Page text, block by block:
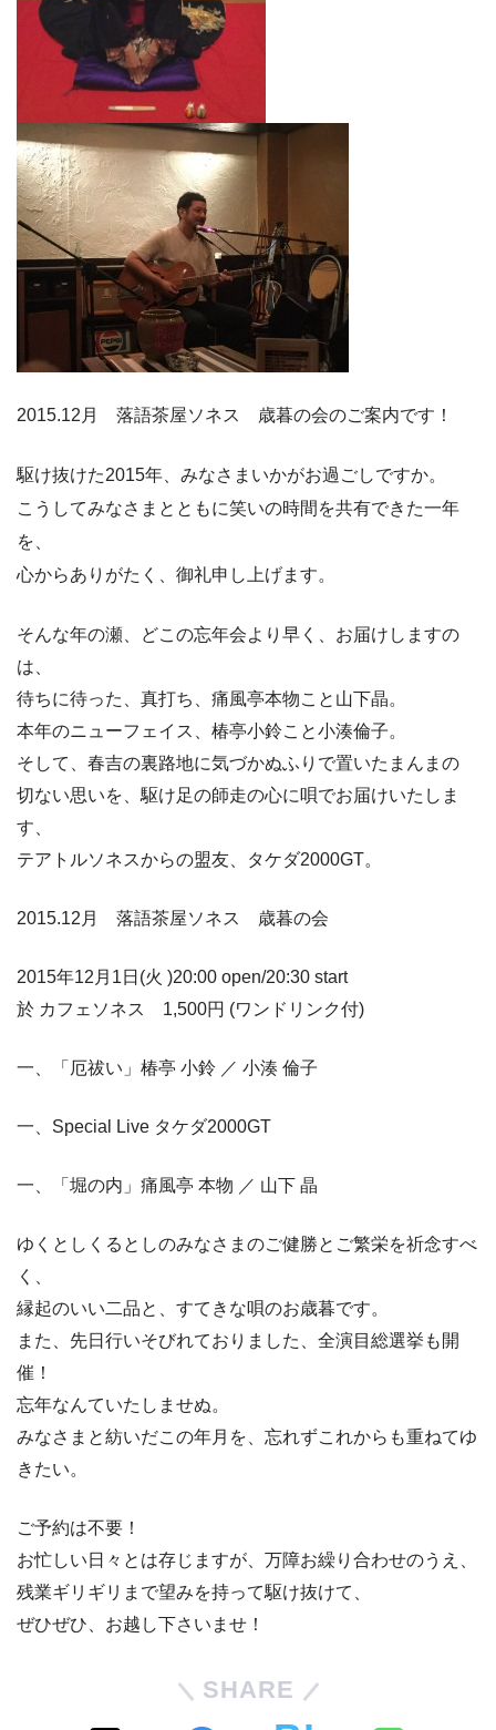
2015.12月 落語茶屋ソネス 歳暮の会のご案内です！
駆け抜けた2015年、みなさまいかがお過ごしですか。
こうしてみなさまとともに笑いの時間を共有できた一年
を、
心からありがたく、御礼申し上げます。
そんな年の瀬、どこの忘年会より早く、お届けしますの
は、
待ちに待った、真打ち、痛風亭本物こと山下晶。
本年のニューフェイス、椿亭小鈴こと小湊倫子。
そして、春吉の裏路地に気づかぬふりで置いたまんまの
切ない思いを、駆け足の師走の心に唄でお届けいたしま
す、
テアトルソネスからの盟友、タケダ2000GT。
2015.12月 落語茶屋ソネス 歳暮の会
2015年12月1日(火 )20:00 open/20:30 start
於 カフェソネス 1,500円 (ワンドリンク付)
一、「厄祓い」椿亭 小鈴 ／ 小湊 倫子
一、Special Live タケダ2000GT
一、「堀の内」痛風亭 本物 ／ 山下 晶
ゆくとしくるとしのみなさまのご健勝とご繁栄を祈念すべ
く、
縁起のいい二品と、すてきな唄のお歳暮です。
また、先日行いそびれておりました、全演目総選挙も開
催！
忘年なんていたしませぬ。
みなさまと紡いだこの年月を、忘れずこれからも重ねてゆ
きたい。
ご予約は不要！
お忙しい日々とは存じますが、万障お繰り合わせのうえ、
残業ギリギリまで望みを持って駆け抜けて、
ぜひぜひ、お越し下さいませ！
SHARE